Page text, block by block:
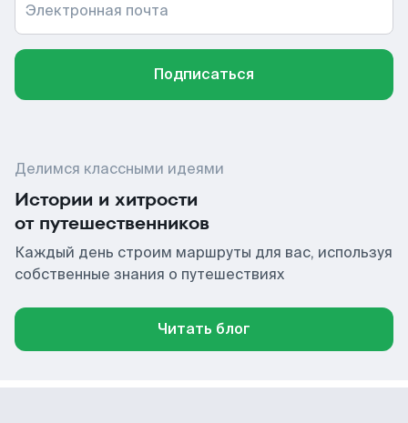
Электронная почта
Подписаться
Делимся классными идеями
Истории и хитрости
от путешественников
Каждый день строим маршруты для вас, используя
собственные знания о путешествиях
Читать блог